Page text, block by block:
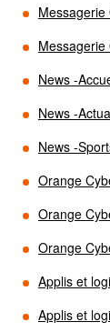
News -
News -
News -
Orange
Orange
Orange
Applis et
Applis et